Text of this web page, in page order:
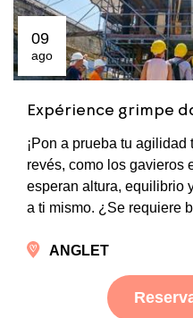
09
ago
Expérience grimpe
¡Pon a prueba tu agilidad
revés, como los gavieros
esperan altura, equilibrio
a ti mismo. ¿Se requiere
ANGLET